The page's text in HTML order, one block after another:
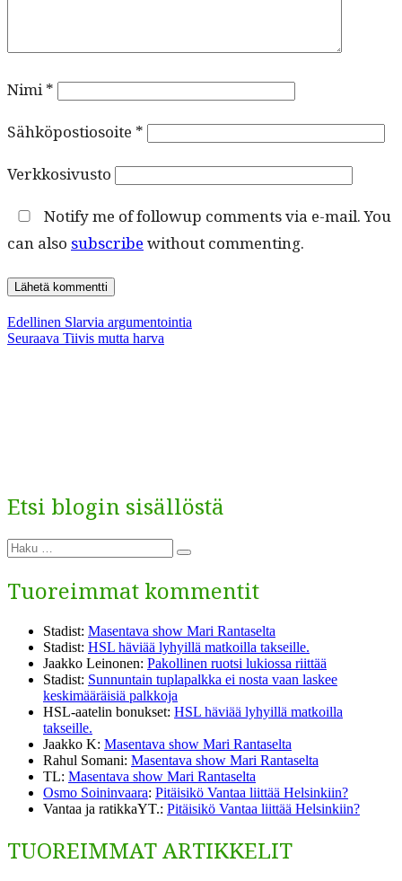
Nimi*
Sähköpostiosoite *
Verkkosivusto
Notify me of followup comments via e-mail. You
can also subscribe without commenting.
Artikkelien
Edellinen Edellinen
artikkeli:
Slarvia argumentointia
Seuraava Seuraava
Tiivis mutta harva
Etsi blogin sisällöstä
Etsi:
Haku
Tuoreimmat kommentit
Stadist: Masentava show Mari Rantaselta
Stadist: HSL häviää lyhyillä matkoilla takseille.
Jaakko Leinonen: Pakollinen ruotsi lukiossa riittää
Stadist: Sunnuntain tuplapalkka ei nosta vaan laskee
keskimääräisiä palkkoja
HSL-aatelin bonukset: HSL häviää lyhyillä matkoilla
takseille.
Jaakko K: Masentava show Mari Rantaselta
Rahul Somani: Masentava show Mari Rantaselta
TL: Masentava show Mari Rantaselta
Osmo Soininvaara: Pitäisikö Vantaa liittää Helsinkiin?
Vantaa ja ratikkaYT.: Pitäisikö Vantaa liittää Helsinkiin?
TUOREIMMAT ARTIKKELIT